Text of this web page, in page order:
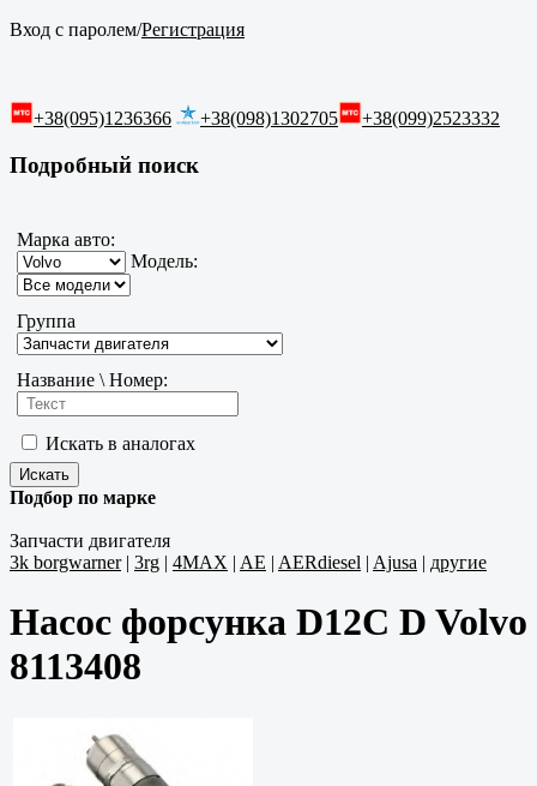
Вход с паролем/Регистрация
+38(095)1236366 +38(098)1302705 +38(099)2523332
Подробный поиск
Марка авто:
Модель:
Группа
Название \ Номер:
Искать в аналогах
Подбор по марке
Запчасти двигателя
3k borgwarner| 3rg | 4MAX | AE | AERdiesel | Ajusa | другие
Насос форсунка D12C D Volvo
8113408